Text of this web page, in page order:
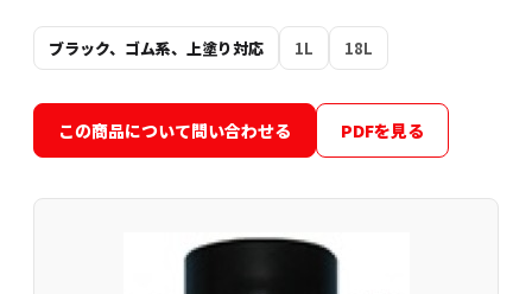
ブラック、ゴム系、上塗り対応 1L 18L
この商品について問い合わせる PDFを見る